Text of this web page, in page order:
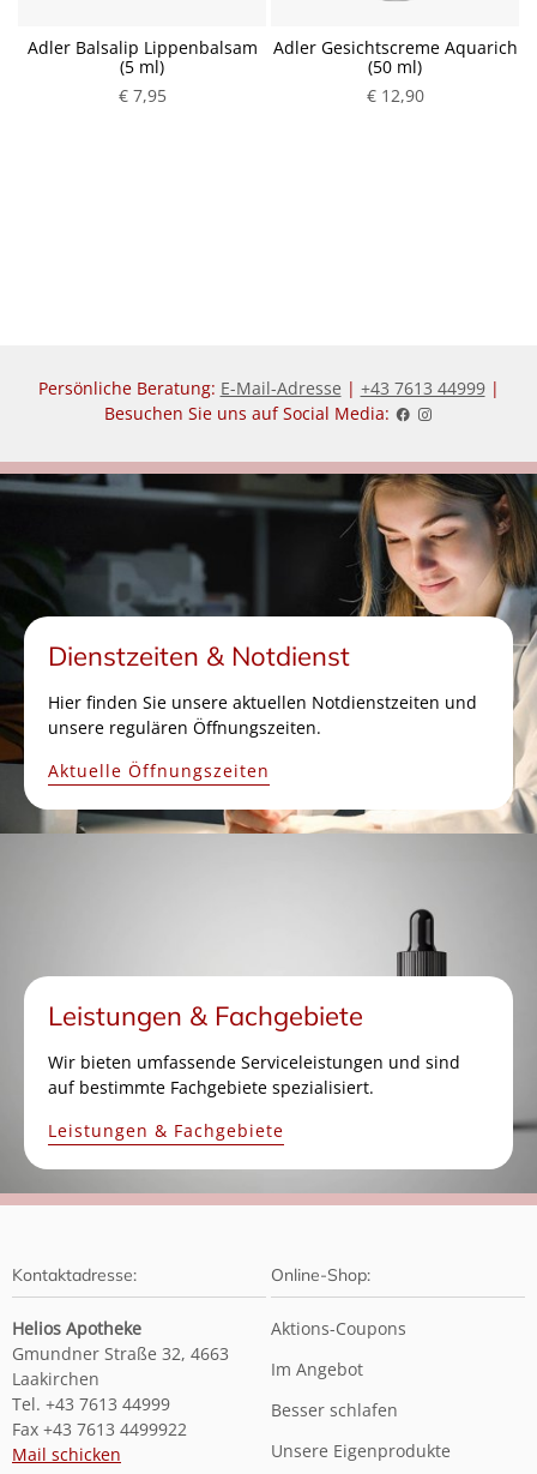
Adler Balsalip Lippenbalsam
(5 ml)
€ 7,95
Adler Gesichtscreme Aquarich
(50 ml)
€ 12,90
Persönliche Beratung: E-Mail-Adresse | +43 7613 44999|
Besuchen Sie uns auf Social Media:
Dienstzeiten & Notdienst
Hier finden Sie unsere aktuellen Notdienstzeiten und
unsere regulären Öffnungszeiten.
Aktuelle Öffnungszeiten
Leistungen & Fachgebiete
Wir bieten umfassende Serviceleistungen und sind
auf bestimmte Fachgebiete spezialisiert.
Leistungen & Fachgebiete
Kontaktadresse:
Helios Apotheke
Gmundner Straße 32, 4663
Laakirchen
Tel. +43 7613 44999
Fax +43 7613 4499922
Mail schicken
Online-Shop:
Aktions-Coupons
Im Angebot
Besser schlafen
Unsere Eigenprodukte